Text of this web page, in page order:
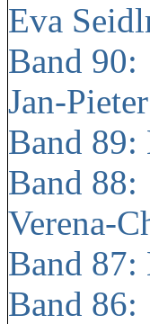
Eva
Band 90:
Jan-
Band
Band 88:
Verena-
Band 87:
Band 86: